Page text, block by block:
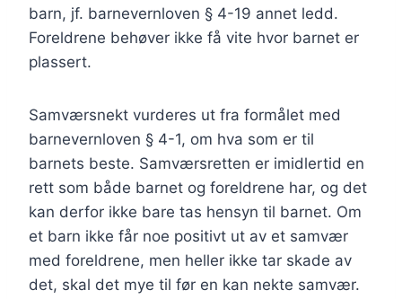
barn, jf. barnevernloven § 4-19 annet ledd.
Foreldrene behøver ikke få vite hvor barnet er
plassert.
Samværsnekt vurderes ut fra formålet med
barnevernloven § 4-1, om hva som er til
barnets beste. Samværsretten er imidlertid en
rett som både barnet og foreldrene har, og det
kan derfor ikke bare tas hensyn til barnet. Om
et barn ikke får noe positivt ut av et samvær
med foreldrene, men heller ikke tar skade av
det, skal det mye til før en kan nekte samvær.